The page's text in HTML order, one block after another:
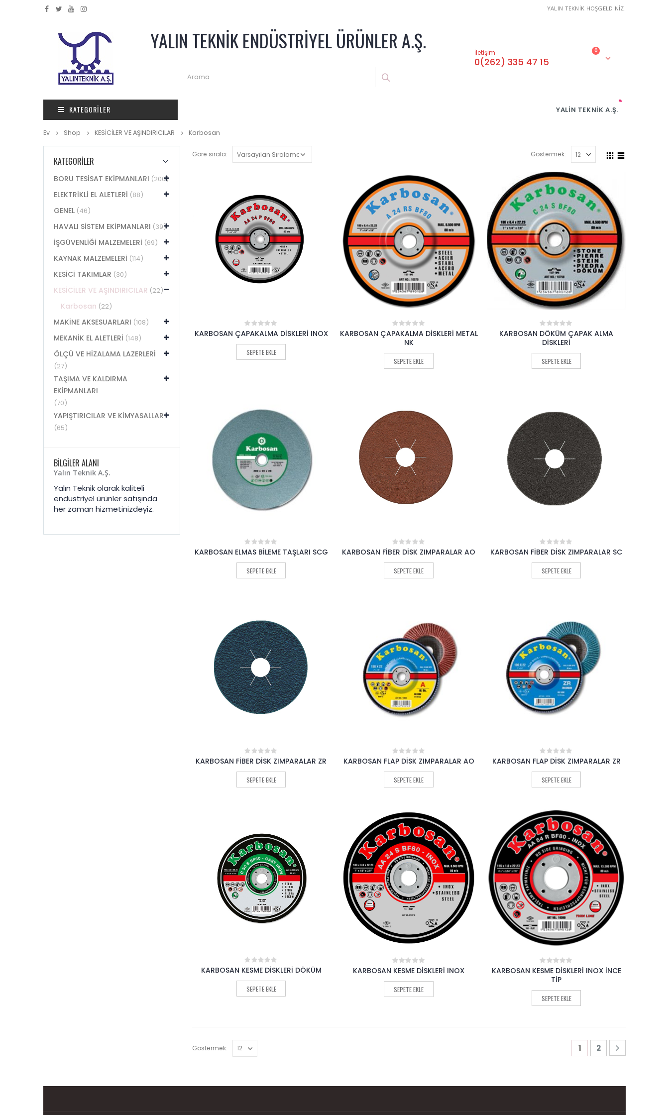
YALIN TEKNİK HOŞGELDİNİZ.
YALIN TEKNİK ENDÜSTRİYEL ÜRÜNLER A.Ş. İletişim
0(262) 335 47 15
0
KATEGORILER YALIN TEKNIK A.Ş.
Ev Shop KESİCİLER VE AŞINDIRICILAR Karbosan
Göre sırala: Göstermek:
0
of
5
KARBOSAN ÇAPAKALMA DİSKLERİ INOX
SEPETE EKLE
0
5
KARBOSAN ÇAPAKALMA DİSKLERİ METAL
NK
SEPETE EKLE
0
out
of
5
KARBOSAN DÖKÜM ÇAPAK ALMA
DİSKLERİ
SEPETE EKLE
0
of
5
KARBOSAN ELMAS BİLEME TAŞLARI SCG
SEPETE EKLE
0
of
5
KARBOSAN FİBER DİSK ZIMPARALAR AO
SEPETE EKLE
0
of
5
KARBOSAN FİBER DİSK ZIMPARALAR SC
SEPETE EKLE
0
of
5
KARBOSAN FİBER DİSK ZIMPARALAR ZR
SEPETE EKLE
0
of
5
KARBOSAN FLAP DİSK ZIMPARALAR AO
SEPETE EKLE
0
of
5
KARBOSAN FLAP DİSK ZIMPARALAR ZR
SEPETE EKLE
0
of
5
KARBOSAN KESME DİSKLERİ DÖKÜM
SEPETE EKLE
0
of
5
KARBOSAN KESME DİSKLERİ INOX
SEPETE EKLE
0
5
KARBOSAN KESME DİSKLERİ INOX İNCE
TİP
SEPETE EKLE
Göstermek: 1 2
KATEGORİLER
BORU TESİSAT EKİPMANLARI (200)
ELEKTRİKLİ EL ALETLERİ (88)
GENEL (46)
HAVALI SİSTEM EKİPMANLARI (39)
İŞGÜVENLİĞİ MALZEMELERİ (69)
KAYNAK MALZEMELERİ (114)
KESİCİ TAKIMLAR (30)
KESİCİLER VE AŞINDIRICILAR (22)
Karbosan (22)
MAKİNE AKSESUARLARI (108)
MEKANİK EL ALETLERİ (148)
ÖLÇÜ VE HİZALAMA LAZERLERİ
(27)
TAŞIMA VE KALDIRMA
EKİPMANLARI
(70)
YAPIŞTIRICILAR VE KİMYASALLAR
(65)
BİLGİLER ALANI
Yalın Teknik A.Ş.
Yalın Teknik olarak kaliteli
endüstriyel ürünler satışında
her zaman hizmetinizdeyiz.